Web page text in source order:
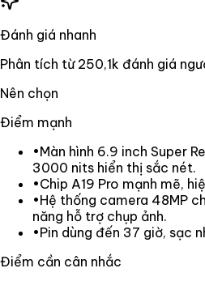
Đánh giá nhanh
Phân tích từ 250,1k đánh giá
Nên chọn
Điểm mạnh
•Màn hình 6.9 inch Super
3000 nits hiển thị sắc nét.
•Chip A19 Pro mạnh mẽ,
•Hệ thống camera 48MP
năng hỗ trợ chụp ảnh.
•Pin dùng đến 37 giờ, sạc
Điểm cần cân nhắc